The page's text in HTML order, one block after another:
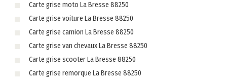
Carte grise moto La Bresse 88250
Carte grise voiture La Bresse 88250
Carte grise camion La Bresse 88250
Carte grise van chevaux La Bresse 88250
Carte grise scooter La Bresse 88250
Carte grise remorque La Bresse 88250